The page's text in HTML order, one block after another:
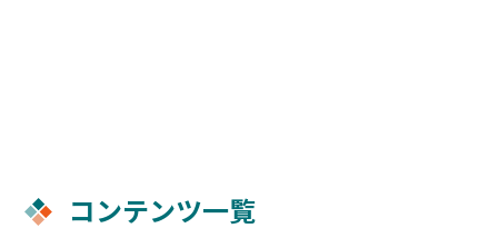
コンテンツ一覧